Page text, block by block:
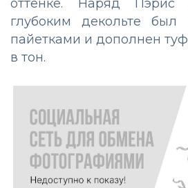
оттенке. Наряд Пэрис
глубоким декольте
пайетками и дополнен
в тон.